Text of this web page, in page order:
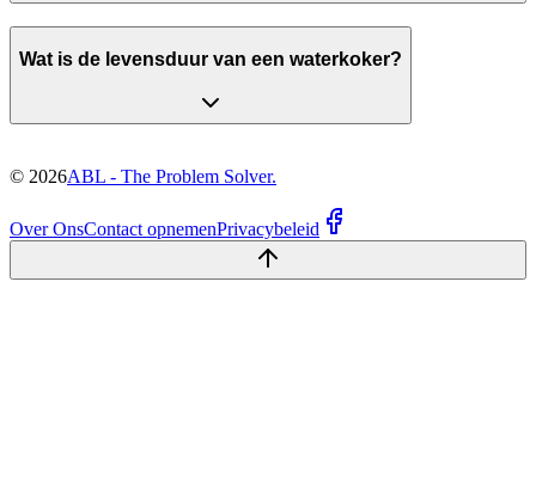
Wat is de levensduur van een waterkoker?
© 2026ABL - The Problem Solver.
Over OnsContact opnemenPrivacybeleid